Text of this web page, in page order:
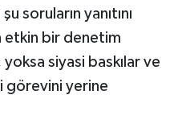
soruların yanıtını
etkin bir denetim
yoksa siyasi baskılar ve
görevini yerine